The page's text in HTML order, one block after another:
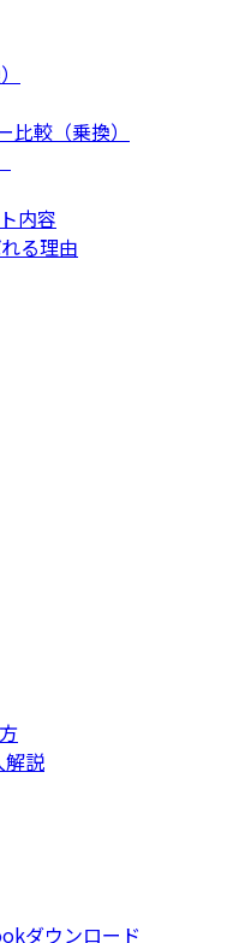
較（乗換）
内容
る理由
解説
ダウンロード